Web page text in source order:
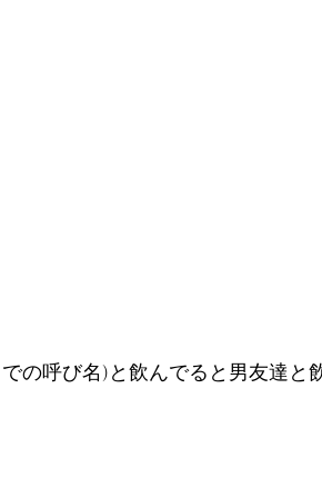
の呼び名)と飲んでると男友達と